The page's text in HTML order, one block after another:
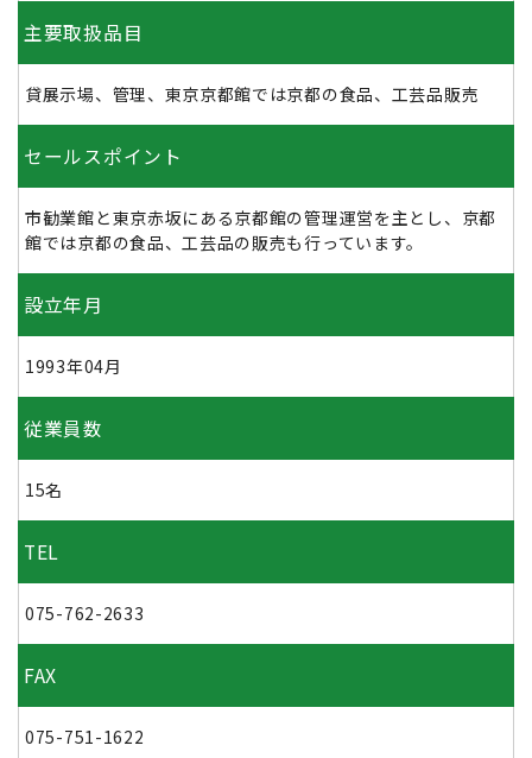
主要取扱品目
貸展示場、管理、東京京都館では京都の食品、工芸品販売
セールスポイント
市勧業館と東京赤坂にある京都館の管理運営を主とし、京都
館では京都の食品、工芸品の販売も行っています。
設立年月
1993年04月
従業員数
15名
TEL
075-762-2633
FAX
075-751-1622